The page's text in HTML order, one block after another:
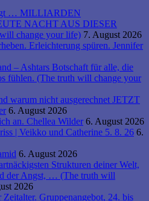
… MILLIARDEN
NACHT AUS DIESER
change your life) 7. August 2026
Erleichterung spüren. Jennifer
– Ashtars Botschaft für alle, die
fühlen. (The truth will change your
warum nicht ausgerechnet JETZT
6. August 2026
an. Chellea Wilder 6. August 2026
| Veikko und Catherine 5. 8. 26 6.
6. August 2026
Strukturen deiner Welt,
der Angst, … (The truth will
2026
Gruppenangebot, 24. bis